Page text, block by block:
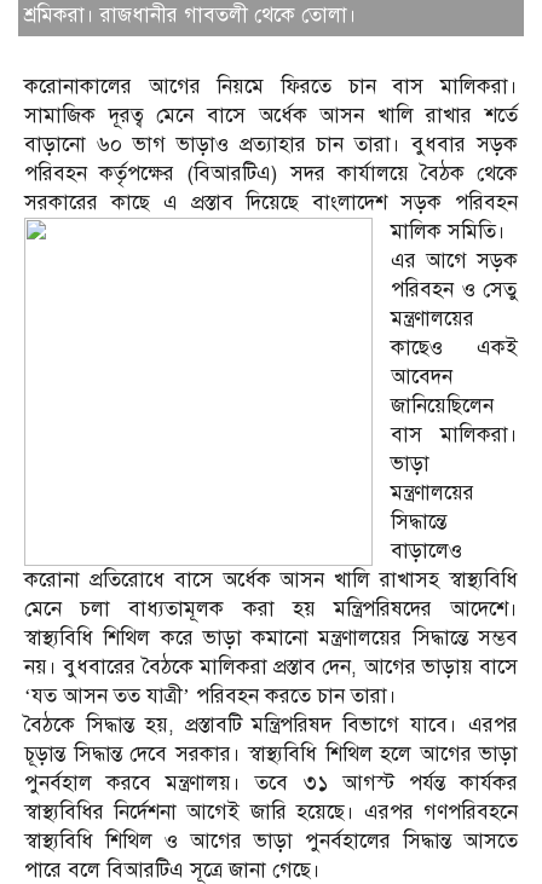
শ্রমিকরা। রাজধানীর গাবতলী থেকে তোলা।
করোনাকালের আগের নিয়মে ফিরতে চান বাস মালিকরা।
সামাজিক দূরত্ব মেনে বাসে অর্ধেক আসন খালি রাখার শর্তে
বাড়ানো ৬০ ভাগ ভাড়াও প্রত্যাহার চান তারা। বুধবার সড়ক
পরিবহন কর্তৃপক্ষের (বিআরটিএ) সদর কার্যালয়ে বৈঠক থেকে
সরকারের কাছে এ প্রস্তাব দিয়েছে বাংলাদেশ সড়ক পরিবহন
মালিক সমিতি।
এর আগে সড়ক
পরিবহন ও সেতু
মন্ত্রণালয়ের
কাছেও একই
আবেদন
জানিয়েছিলেন
বাস মালিকরা।
ভাড়া
মন্ত্রণালয়ের
সিদ্ধান্তে
বাড়ালেও
করোনা প্রতিরোধে বাসে অর্ধেক আসন খালি রাখাসহ স্বাস্থ্যবিধি
মেনে চলা বাধ্যতামূলক করা হয় মন্ত্রিপরিষদের আদেশে।
স্বাস্থ্যবিধি শিথিল করে ভাড়া কমানো মন্ত্রণালয়ের সিদ্ধান্তে সম্ভব
নয়। বুধবারের বৈঠকে মালিকরা প্রস্তাব দেন, আগের ভাড়ায় বাসে
‘যত আসন তত যাত্রী’ পরিবহন করতে চান তারা।
বৈঠকে সিদ্ধান্ত হয়, প্রস্তাবটি মন্ত্রিপরিষদ বিভাগে যাবে। এরপর
চূড়ান্ত সিদ্ধান্ত দেবে সরকার। স্বাস্থ্যবিধি শিথিল হলে আগের ভাড়া
পুনর্বহাল করবে মন্ত্রণালয়। তবে ৩১ আগস্ট পর্যন্ত কার্যকর
স্বাস্থ্যবিধির নির্দেশনা আগেই জারি হয়েছে। এরপর গণপরিবহনে
স্বাস্থ্যবিধি শিথিল ও আগের ভাড়া পুনর্বহালের সিদ্ধান্ত আসতে
পারে বলে বিআরটিএ সূত্রে জানা গেছে।